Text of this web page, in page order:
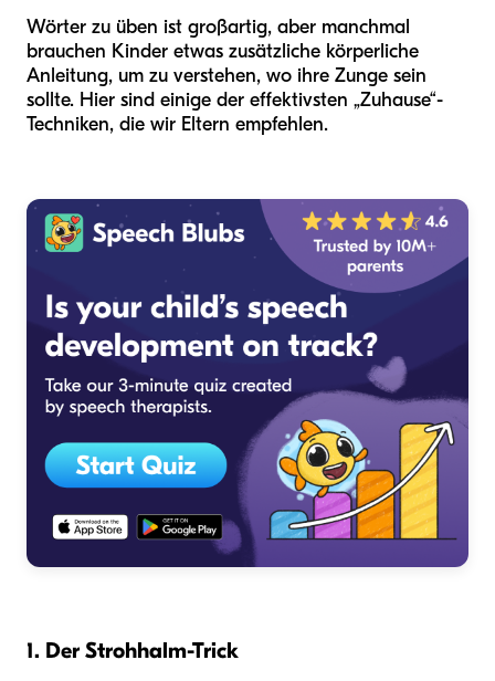
Wörter zu üben ist großartig, aber manchmal
brauchen Kinder etwas zusätzliche körperliche
Anleitung, um zu verstehen, wo ihre Zunge sein
sollte. Hier sind einige der effektivsten „Zuhause“-
Techniken, die wir Eltern empfehlen.
1. Der Strohhalm-Trick